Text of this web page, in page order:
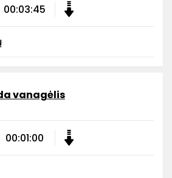
00:03:45
vanagėlis
00:01:00